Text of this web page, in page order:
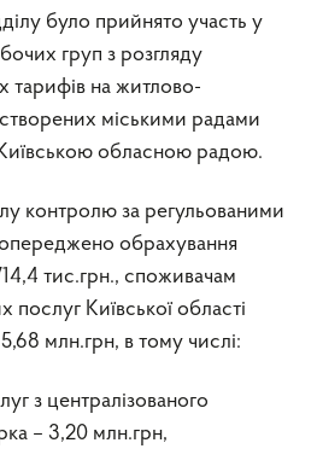
було прийнято участь у
груп з розгляду
тарифів на житлово-
міськими радами
Київською обласною радою.
контролю за регульованими
обрахування
тис.грн., споживачам
Київської області
млн.грн, в тому числі:
з централізованого
– 3,20 млн.грн,